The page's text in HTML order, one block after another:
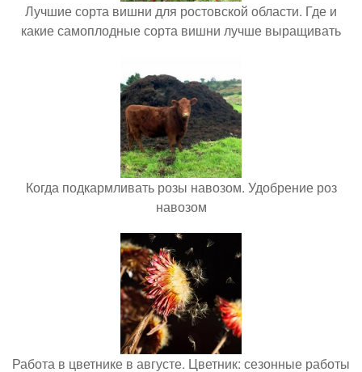
Лучшие сорта вишни для ростовской области. Где и
какие самоплодные сорта вишни лучше выращивать
Когда подкармливать розы навозом. Удобрение роз
навозом
Работа в цветнике в августе. Цветник: сезонные работы